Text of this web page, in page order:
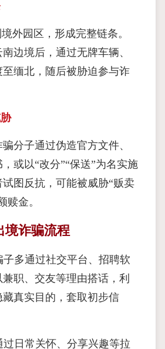
外园区，形成完整链条。
边境后，通过无牌车辆、
缅北，随后被胁迫参与诈
分子通过伪造官方文件、
或以“改分”“保送”为名实施
图反抗，可能被威胁“贩卖
赎金。
境诈骗流程
子多通过社交平台、招聘软
职、交友等理由搭话，利
真实目的，套取初步信
过日常关怀、分享兴趣等拉